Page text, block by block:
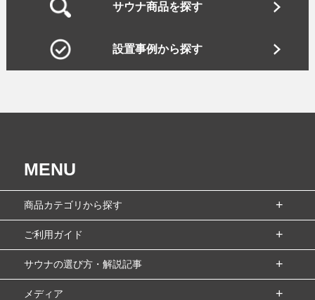
サウナ商品を探す
設置事例から探す
MENU
商品カテゴリから探す
ご利用ガイド
サウナの選び方・解説記事
メディア